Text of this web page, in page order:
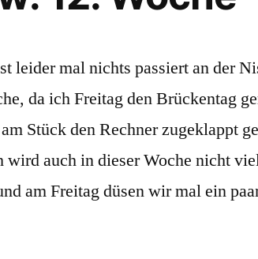
leider mal nichts passiert an der
da ich Freitag den Brückentag
Stück den Rechner zugeklappt
wird auch in dieser Woche nicht
am Freitag düsen wir mal ein